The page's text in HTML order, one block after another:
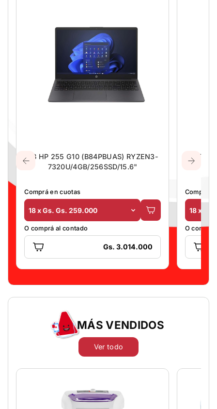
NB HP 255 G10 (B84PBUAS) RYZEN3-
7320U/4GB/256SSD/15.6"
Comprá en cuotas
18 x Gs. Gs. 259.000
O comprá al contado
Gs. 3.014.000
Comprá
18 x
O comprá
MÁS VENDIDOS
Ver todo